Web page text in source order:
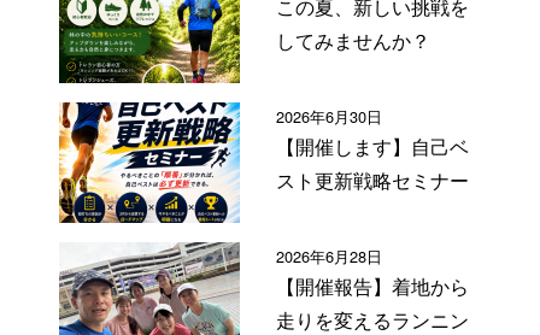
この夏、新しい挑戦を
してみませんか？
2026年6月30日
【開催します】自己ベ
スト更新戦略セミナー
2026年6月28日
【開催報告】着地から
走りを変えるランニン